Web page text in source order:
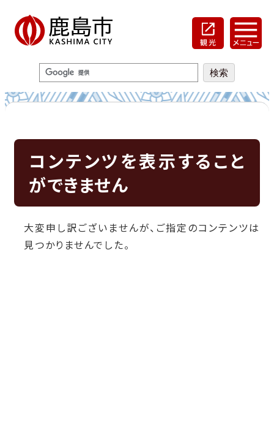
コンテンツを表示すること
ができません
大変申し訳ございませんが、ご指定のコンテンツは
見つかりませんでした。